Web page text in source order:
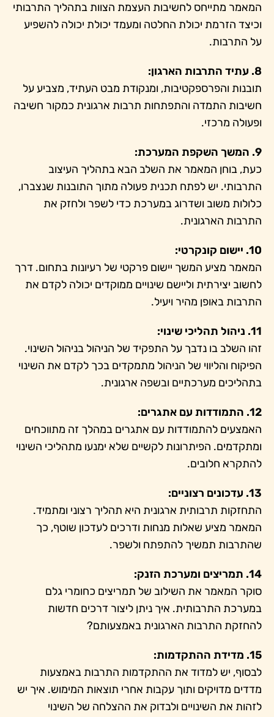
המאמר מתייחס לחשיבות העצמת הצוות בתהליך התרבותי
וכיצד הזרמת יכולת החלטה ומעמד יכולת יכולה להשפיע
על התרבות.
8. עתיד התרבות הארגון:
תובנות והפרספקטיבות, ומנקודת מבט העתיד, מצביע על
חשיבות התמדה והתפתחות תרבות ארגונית כמקור חשיבה
ופעולה מרכזי.
9. המשך השקפת המערכת:
כעת, בוחן המאמר את השלב הבא בתהליך העיצוב
התרבותי. יש לפתח תכנית פעולה מתוך התובנות שנצברו,
כלולות משוב ושדרוג במערכת כדי לשפר ולחזק את
התרבות הארגונית.
10. יישום קונקרטי:
המאמר מציע המשך יישום פרקטי של רעיונות בתחום. דרך
לחשוב יצירתית וליישם שינויים ממוקדים יכולה לקדם את
התרבות באופן מהיר ויעיל.
11. ניהול תהליכי שינוי:
זהו השלב בו נדבך על התפקיד של הניהול בניהול השינוי.
הפיקוח והליווי של הניהול מתמקדים בכך לקדם את השינוי
בתהליכים מערכתיים ובשפה ארגונית.
12. התמודדות עם אתגרים:
האמצעים להתמודדות עם אתגרים במהלך זה מתווכחים
ומתקדמים. הפיתרונות לקשיים שלא ימנעו מתהליכי השינוי
להתקרא חלובים.
13. עדכונים רצוניים:
התחזקות תרבותית ארגונית היא תהליך רצוני ומתמיד.
המאמר מציע שאלות מנחות ודרכים לעדכון שוטף, כך
שהתרבות תמשיך להתפתח ולשפר.
14. תמריצים ומערכת הזנק:
סוקר המאמר את השילוב של תמריצים כחומרי גלם
במערכת התרבותית. איך ניתן ליצור דרכים חדשות
להחזקת התרבות הארגונית באמצעותם?
15. מדידת ההתקדמות:
לבסוף, יש למדוד את ההתקדמות התרבות באמצעות
מדדים מדויקים ותוך עקבות אחרי תוצאות המימוש. איך יש
לזהות את השינויים ולבדוק את ההצלחה של השינוי